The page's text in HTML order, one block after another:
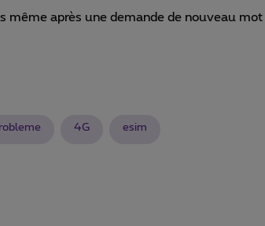
même après une demande de nouveau mot
4G esim